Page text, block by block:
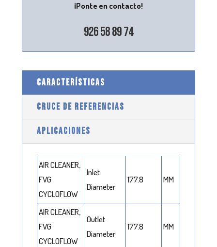
¡Ponte en contacto!
926 58 89 74
CARACTERÍSTICAS
CRUCE DE REFERENCIAS
APLICACIONES
AIR CLEANER,
FVG
CYCLOFLOW
Inlet
Diameter
177.8 MM
AIR CLEANER,
FVG
CYCLOFLOW
Outlet
Diameter
177.8 MM